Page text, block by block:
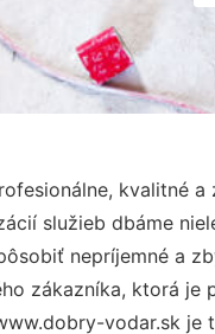
kvalitné
služieb dbáme
nepríjemné a
zákazníka, ktorá
vodar.sk je